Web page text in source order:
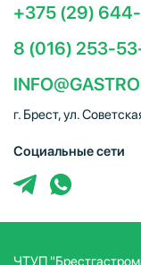
+375 (29)
8 (016) 253-
г. Брест, ул.
Социальные сети
ЧТУП